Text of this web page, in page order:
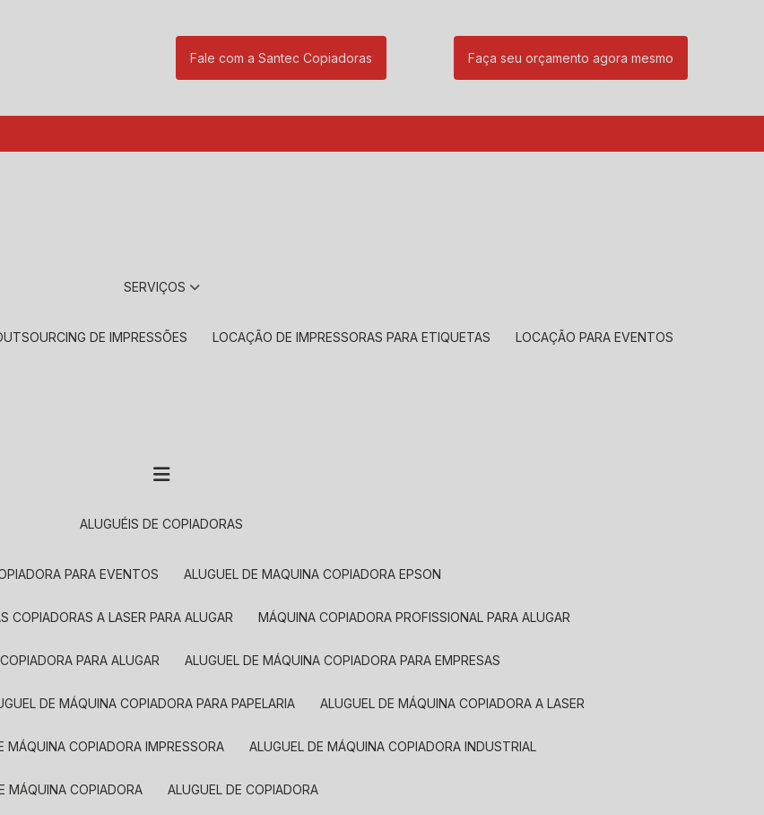
Fale com a Santec Copiadoras Faça seu orçamento agora mesmo
SERVIÇOS
OUTSOURCING DE IMPRESSÕES LOCAÇÃO DE IMPRESSORAS PARA ETIQUETAS LOCAÇÃO PARA EVENTOS
ALUGUÉIS DE COPIADORAS
PARA EVENTOS ALUGUEL DE MAQUINA COPIADORA EPSON
COPIADORAS A LASER PARA ALUGAR MÁQUINA COPIADORA PROFISSIONAL PARA ALUGAR
COPIADORA PARA ALUGAR ALUGUEL DE MÁQUINA COPIADORA PARA EMPRESAS
DE MÁQUINA COPIADORA PARA PAPELARIA ALUGUEL DE MÁQUINA COPIADORA A LASER
MÁQUINA COPIADORA IMPRESSORA ALUGUEL DE MÁQUINA COPIADORA INDUSTRIAL
MÁQUINA COPIADORA ALUGUEL DE COPIADORA